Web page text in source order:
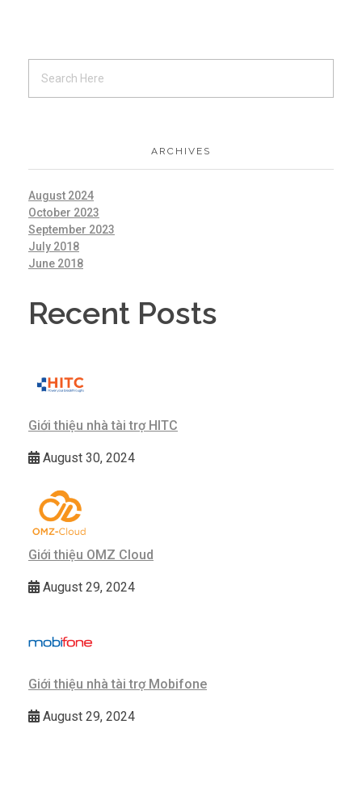
ARCHIVES
August 2024
October 2023
September 2023
July 2018
June 2018
Recent Posts
Giới thiệu nhà tài trợ HITC
August 30, 2024
Giới thiệu OMZ Cloud
August 29, 2024
Giới thiệu nhà tài trợ Mobifone
August 29, 2024